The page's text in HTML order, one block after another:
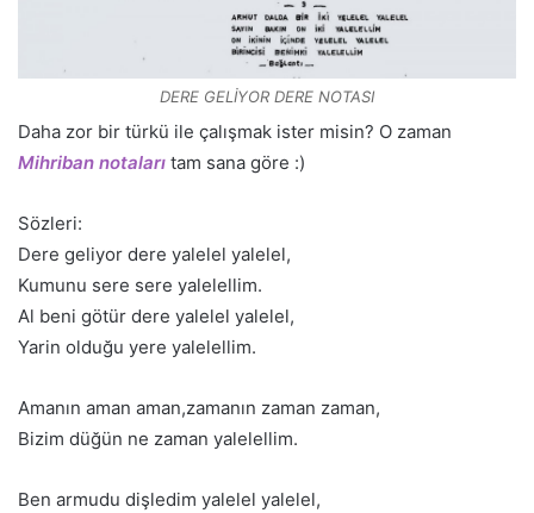
DERE GELİYOR DERE NOTASI
Daha zor bir türkü ile çalışmak ister misin? O zaman
Mihriban notaları tam sana göre :)
Sözleri:
Dere geliyor dere yalelel yalelel,
Kumunu sere sere yalelellim.
Al beni götür dere yalelel yalelel,
Yarin olduğu yere yalelellim.
Amanın aman aman,zamanın zaman zaman,
Bizim düğün ne zaman yalelellim.
Ben armudu dişledim yalelel yalelel,